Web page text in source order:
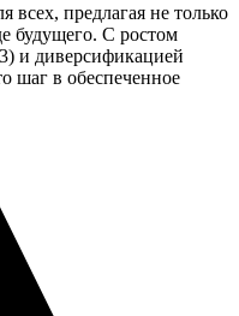
всех, предлагая не только
будущего. С ростом
и диверсификацией
шаг в обеспеченное